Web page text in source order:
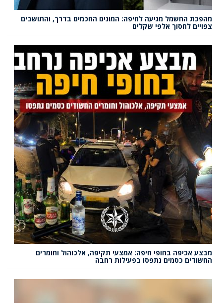
מהפכת החשמל מגיעה לחיפה: המונים החכמים בדרך, והתושבים
צפויים לחסוך אלפי שקלים
מבצע אכיפה בחופי חיפה: אמצעי תקיפה, אלכוהול וחומרים
החשודים כסמים נתפסו בפעילות רחבה